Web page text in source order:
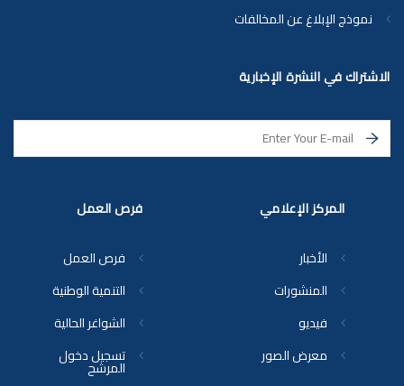
نموذج الإبلاغ عن المخالفات
الاشتراك في النشرة الإخبارية
فرص العمل
فرص العمل
التنمية الوطنية
الشواغر الحالية
تسجيل دخول
المرشح
المركز الإعلامي
الأخبار
المنشورات
فيديو
معرض الصور